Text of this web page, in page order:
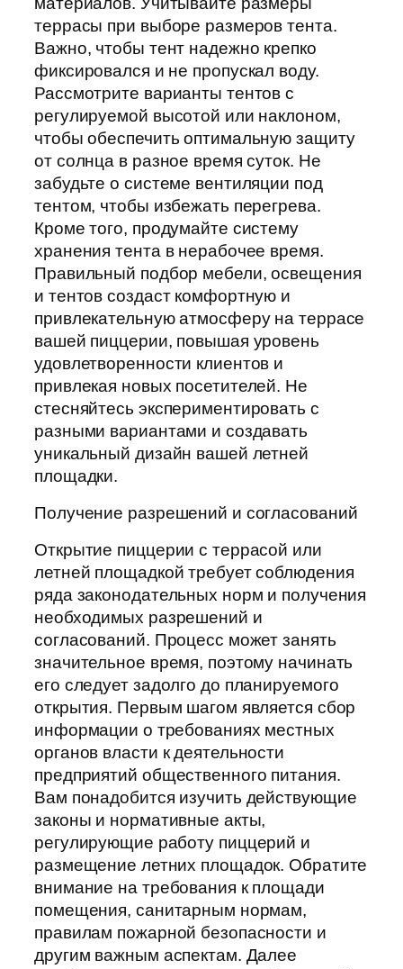
террасы при выборе размеров тента.
Важно, чтобы тент надежно крепко
фиксировался и не пропускал воду.
Рассмотрите варианты тентов с
регулируемой высотой или наклоном,
чтобы обеспечить оптимальную защиту
от солнца в разное время суток. Не
забудьте о системе вентиляции под
тентом, чтобы избежать перегрева.
Кроме того, продумайте систему
хранения тента в нерабочее время.
Правильный подбор мебели, освещения
и тентов создаст комфортную и
привлекательную атмосферу на террасе
вашей пиццерии, повышая уровень
удовлетворенности клиентов и
привлекая новых посетителей. Не
стесняйтесь экспериментировать с
разными вариантами и создавать
уникальный дизайн вашей летней
площадки.
Получение разрешений и согласований
Открытие пиццерии с террасой или
летней площадкой требует соблюдения
ряда законодательных норм и получения
необходимых разрешений и
согласований. Процесс может занять
значительное время, поэтому начинать
его следует задолго до планируемого
открытия. Первым шагом является сбор
информации о требованиях местных
органов власти к деятельности
предприятий общественного питания.
Вам понадобится изучить действующие
законы и нормативные акты,
регулирующие работу пиццерий и
размещение летних площадок. Обратите
внимание на требования к площади
помещения, санитарным нормам,
правилам пожарной безопасности и
другим важным аспектам. Далее